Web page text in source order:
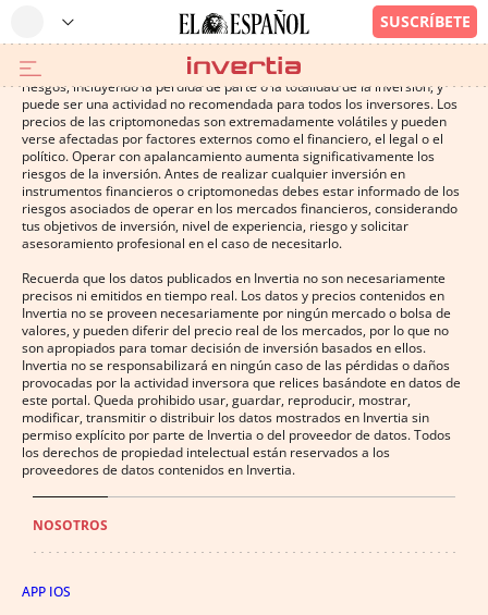
Operar con instrumentos financieros o criptomonedas conlleva altos
riesgos, incluyendo la pérdida de parte o la totalidad de la inversión, y
puede ser una actividad no recomendada para todos los inversores. Los
precios de las criptomonedas son extremadamente volátiles y pueden
verse afectadas por factores externos como el financiero, el legal o el
político. Operar con apalancamiento aumenta significativamente los
riesgos de la inversión. Antes de realizar cualquier inversión en
instrumentos financieros o criptomonedas debes estar informado de los
riesgos asociados de operar en los mercados financieros, considerando
tus objetivos de inversión, nivel de experiencia, riesgo y solicitar
asesoramiento profesional en el caso de necesitarlo.
Recuerda que los datos publicados en Invertia no son necesariamente
precisos ni emitidos en tiempo real. Los datos y precios contenidos en
Invertia no se proveen necesariamente por ningún mercado o bolsa de
valores, y pueden diferir del precio real de los mercados, por lo que no
son apropiados para tomar decisión de inversión basados en ellos.
Invertia no se responsabilizará en ningún caso de las pérdidas o daños
provocadas por la actividad inversora que relices basándote en datos de
este portal. Queda prohibido usar, guardar, reproducir, mostrar,
modificar, transmitir o distribuir los datos mostrados en Invertia sin
permiso explícito por parte de Invertia o del proveedor de datos. Todos
los derechos de propiedad intelectual están reservados a los
proveedores de datos contenidos en Invertia.
NOSOTROS
APP IOS